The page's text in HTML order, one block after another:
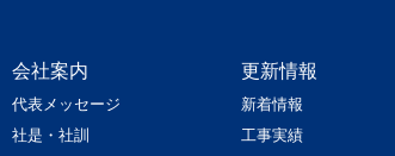
会社案内
代表メッセージ
社是・社訓
更新情報
新着情報
工事実績